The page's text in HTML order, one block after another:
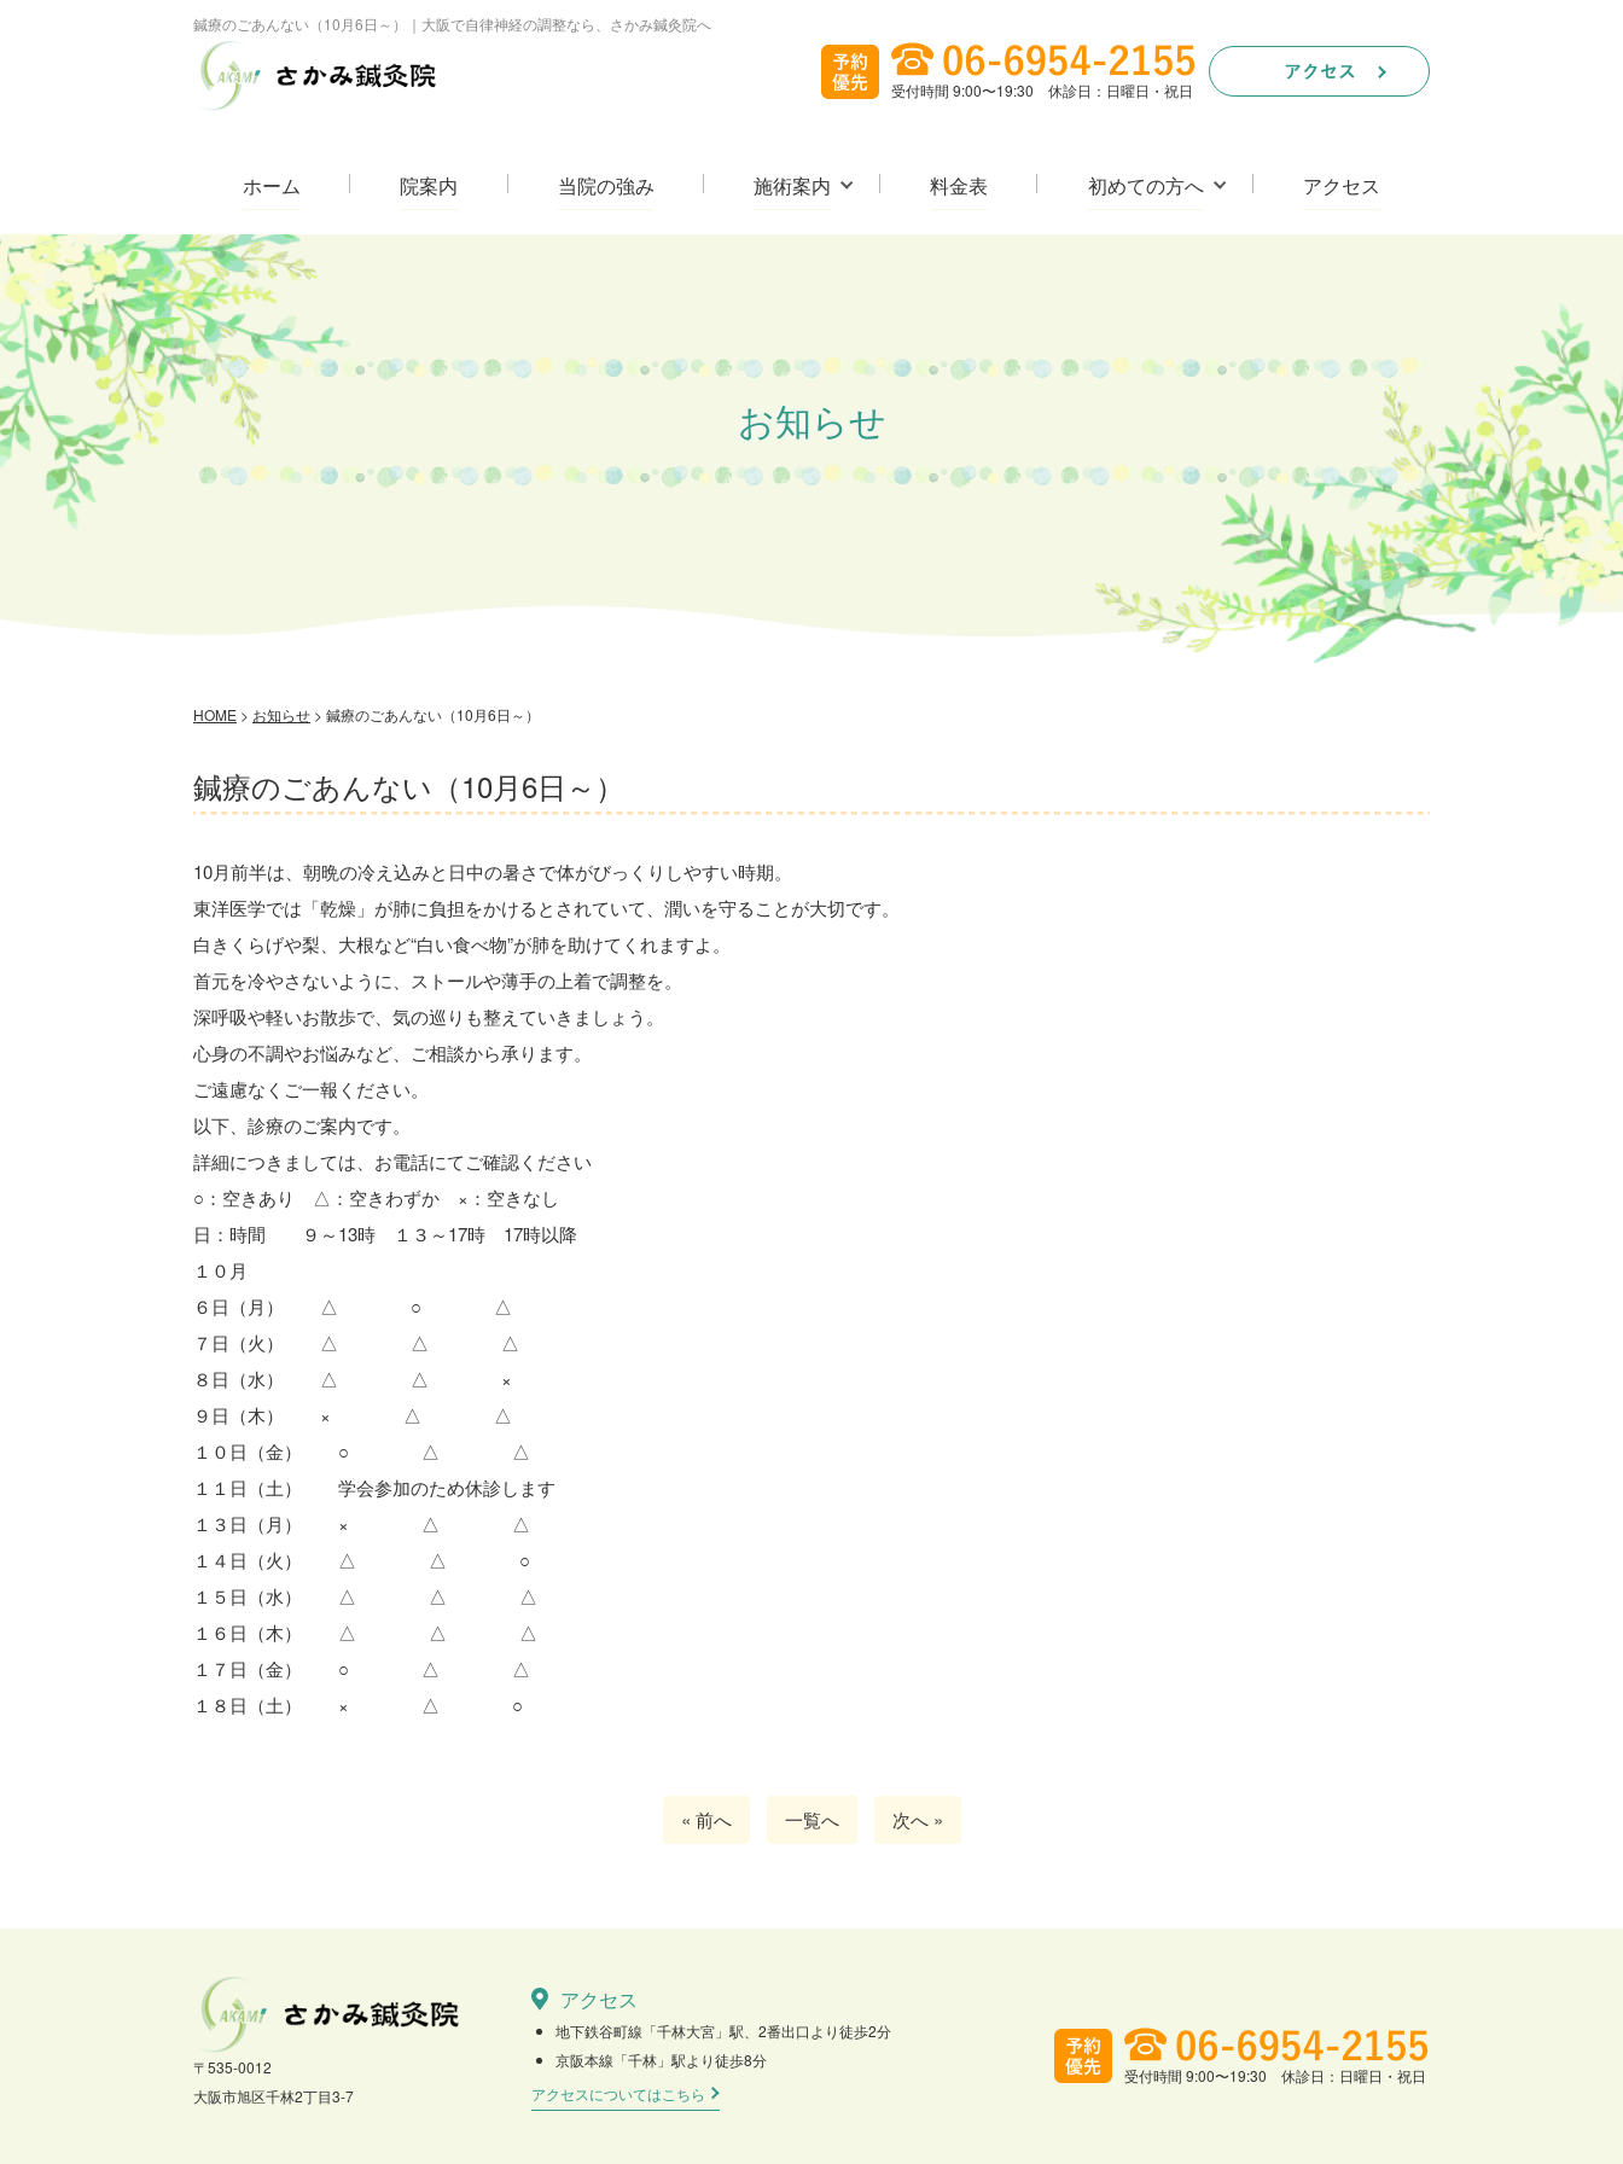
鍼療のごあんない（10月6日～）｜大阪で自律神経の調整なら、さかみ鍼灸院へ
受付時間 9:00〜19:30 休診日：日曜日・祝日
ホーム 院案内 当院の強み 施術案内 料金表 初めての方へ アクセス
お知らせ
HOME > お知らせ > 鍼療のごあんない（10月6日～）
鍼療のごあんない（10月6日～）
10月前半は、朝晩の冷え込みと日中の暑さで体がびっくりしやすい時期。
東洋医学では「乾燥」が肺に負担をかけるとされていて、潤いを守ることが大切です。
白きくらげや梨、大根など“白い食べ物”が肺を助けてくれますよ。
首元を冷やさないように、ストールや薄手の上着で調整を。
深呼吸や軽いお散歩で、気の巡りも整えていきましょう。
心身の不調やお悩みなど、ご相談から承ります。
ご遠慮なくご一報ください。
以下、診療のご案内です。
詳細につきましては、お電話にてご確認ください
○：空きあり △：空きわずか ×：空きなし
日：時間 ９～13時 １３～17時 17時以降
１０月
６日（月） △ ○ △
７日（火） △ △ △
８日（水） △ △ ×
９日（木） × △ △
１０日（金） ○ △ △
１１日（土） 学会参加のため休診します
１３日（月） × △ △
１４日（火） △ △ ○
１５日（水） △ △ △
１６日（木） △ △ △
１７日（金） ○ △ △
１８日（土） × △ ○
« 前へ 一覧へ 次へ »
受付時間 9:00〜19:30 休診日：日曜日・祝日
〒535-0012
大阪市旭区千林2丁目3-7
アクセス
地下鉄谷町線「千林大宮」駅、2番出口より徒歩2分
京阪本線「千林」駅より徒歩8分
アクセスについてはこちら